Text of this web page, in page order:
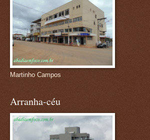
Martinho Campos
Arranha-céu